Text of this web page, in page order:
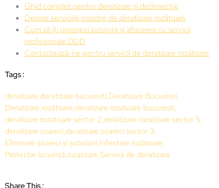
Ghid complet pentru deratizare și dezinsecție
Despre serviciile noastre de deratizare rozătoare
Cum să îți protejezi locuința și afacerea cu servicii
profesionale DDD
Contactează-ne pentru servicii de deratizare rozătoare
Tags :
deratizare,deratizare bucuresti,Deratizare București,
Deratizare rozătoare,deratizare rozatoare bucuresti,
deratizare rozatoare sector 2,deratizare rozatoare sector 5,
deratizare soareci,deratizare soareci sector 3,
Eliminare șoareci și șobolani,Infestare rozătoare,
Protecție locuință,rozatoare,Servicii de deratizare
Share This :